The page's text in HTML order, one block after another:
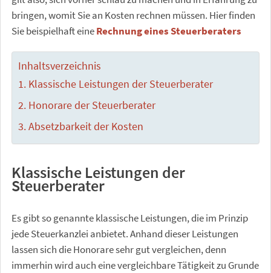
bringen, womit Sie an Kosten rechnen müssen. Hier finden
Sie beispielhaft eineRechnung eines Steuerberaters
Inhaltsverzeichnis
Klassische Leistungen der Steuerberater
Honorare der Steuerberater
Absetzbarkeit der Kosten
Klassische Leistungen der
Steuerberater
Es gibt so genannte klassische Leistungen, die im Prinzip
jede Steuerkanzlei anbietet. Anhand dieser Leistungen
lassen sich die Honorare sehr gut vergleichen, denn
immerhin wird auch eine vergleichbare Tätigkeit zu Grunde